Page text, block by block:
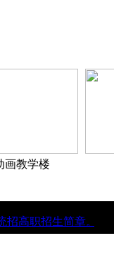
教学楼
高职招生简章。★